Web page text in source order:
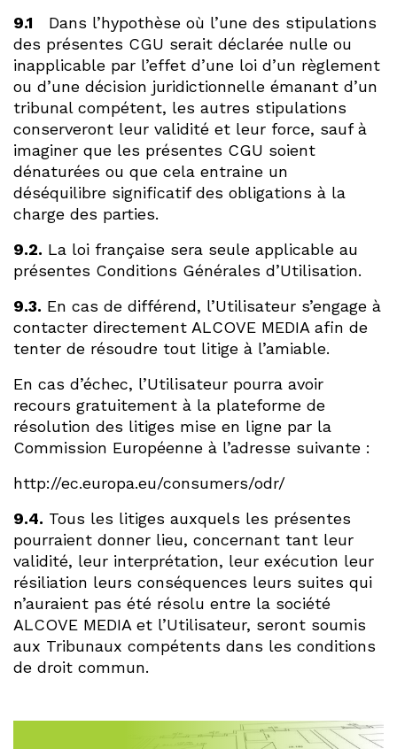
9.1 Dans l’hypothèse où l’une des stipulations
des présentes CGU serait déclarée nulle ou
inapplicable par l’effet d’une loi d’un règlement
ou d’une décision juridictionnelle émanant d’un
tribunal compétent, les autres stipulations
conserveront leur validité et leur force, sauf à
imaginer que les présentes CGU soient
dénaturées ou que cela entraine un
déséquilibre significatif des obligations à la
charge des parties.
9.2. La loi française sera seule applicable au
présentes Conditions Générales d’Utilisation.
9.3. En cas de différend, l’Utilisateur s’engage à
contacter directement ALCOVE MEDIA afin de
tenter de résoudre tout litige à l’amiable.
En cas d’échec, l’Utilisateur pourra avoir
recours gratuitement à la plateforme de
résolution des litiges mise en ligne par la
Commission Européenne à l’adresse suivante :
http://ec.europa.eu/consumers/odr/
9.4. Tous les litiges auxquels les présentes
pourraient donner lieu, concernant tant leur
validité, leur interprétation, leur exécution leur
résiliation leurs conséquences leurs suites qui
n’auraient pas été résolu entre la société
ALCOVE MEDIA et l’Utilisateur, seront soumis
aux Tribunaux compétents dans les conditions
de droit commun.